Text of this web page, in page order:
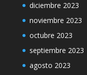
diciembre 2023
noviembre 2023
octubre 2023
septiembre 2023
agosto 2023